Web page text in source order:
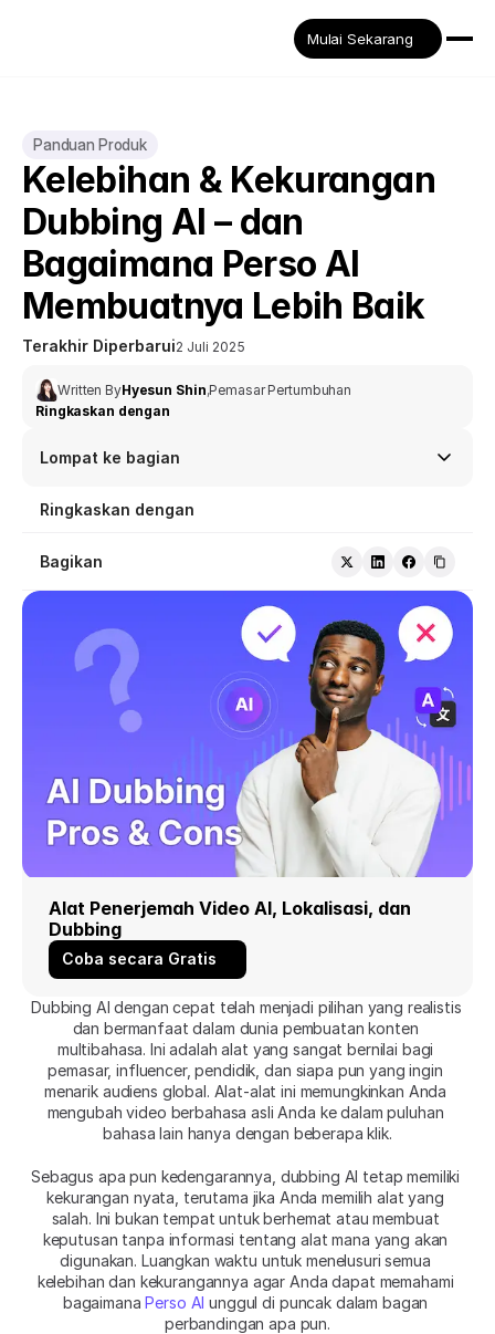
Mulai Sekarang
Panduan Produk
Kelebihan & Kekurangan
Dubbing AI – dan
Bagaimana Perso AI
Membuatnya Lebih Baik
Terakhir Diperbarui2 Juli 2025
Written ByHyesun Shin,Pemasar Pertumbuhan
Ringkaskan dengan
Lompat ke bagian
Ringkaskan dengan
Bagikan
Alat Penerjemah Video AI, Lokalisasi, dan
Dubbing
Coba secara Gratis
Dubbing AI dengan cepat telah menjadi pilihan yang realistis
dan bermanfaat dalam dunia pembuatan konten
multibahasa. Ini adalah alat yang sangat bernilai bagi
pemasar, influencer, pendidik, dan siapa pun yang ingin
menarik audiens global. Alat-alat ini memungkinkan Anda
mengubah video berbahasa asli Anda ke dalam puluhan
bahasa lain hanya dengan beberapa klik.
Sebagus apa pun kedengarannya, dubbing AI tetap memiliki
kekurangan nyata, terutama jika Anda memilih alat yang
salah. Ini bukan tempat untuk berhemat atau membuat
keputusan tanpa informasi tentang alat mana yang akan
digunakan. Luangkan waktu untuk menelusuri semua
kelebihan dan kekurangannya agar Anda dapat memahami
bagaimana Perso AI unggul di puncak dalam bagan
perbandingan apa pun.